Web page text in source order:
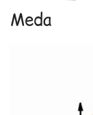
Meda